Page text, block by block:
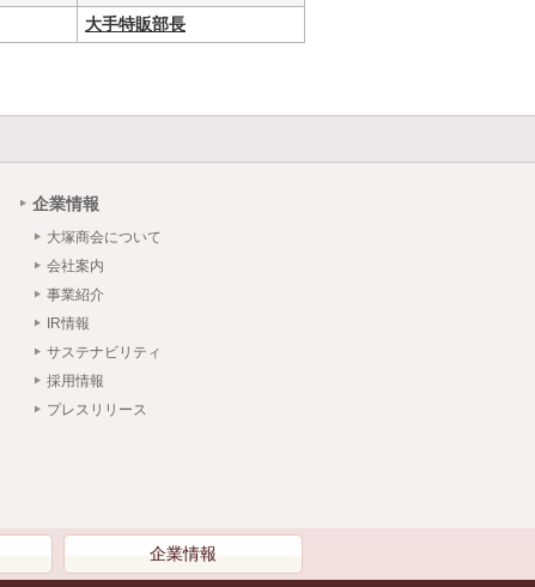
大手特販部長
企業情報
大塚商会について
会社案内
事業紹介
IR情報
サステナビリティ
採用情報
プレスリリース
企業情報